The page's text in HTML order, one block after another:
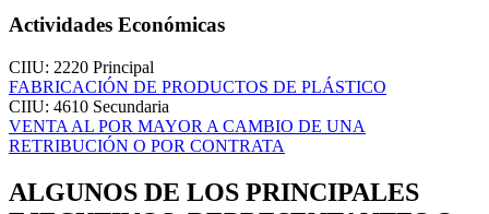
Actividades Económicas
CIIU: 2220 Principal
FABRICACIÓN DE PRODUCTOS DE PLÁSTICO
CIIU: 4610 Secundaria
VENTA AL POR MAYOR A CAMBIO DE UNA
RETRIBUCIÓN O POR CONTRATA
ALGUNOS DE LOS PRINCIPALES